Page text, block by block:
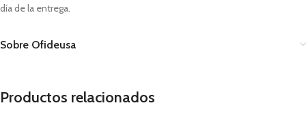
día de la entrega.
Sobre Ofideusa
Productos relacionados